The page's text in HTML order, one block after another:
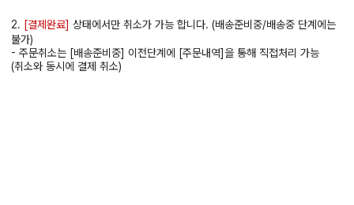
2. [결제완료] 상태에서만 취소가 가능 합니다. (배송준비중/배송중 단계에는
불가)
- 주문취소는 [배송준비중] 이전단계에 [주문내역]을 통해 직접처리 가능
(취소와 동시에 결제 취소)